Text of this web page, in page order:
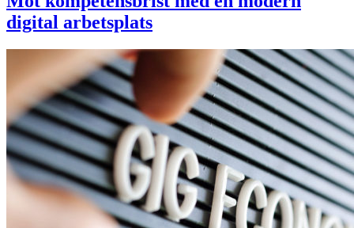
digital arbetsplats